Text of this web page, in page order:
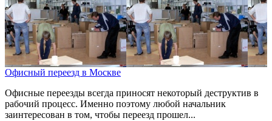
Офисный переезд в Москве
Офисные переезды всегда приносят некоторый деструктив в
рабочий процесс. Именно поэтому любой начальник
заинтересован в том, чтобы переезд прошел...